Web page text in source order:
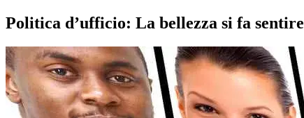
Politica d’ufficio: La bellezza si fa sentire